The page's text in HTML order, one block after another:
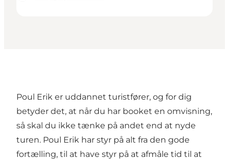
Poul Erik er uddannet turistfører, og for dig
betyder det, at når du har booket en omvisning,
så skal du ikke tænke på andet end at nyde
turen. Poul Erik har styr på alt fra den gode
fortælling, til at have styr på at afmåle tid til at